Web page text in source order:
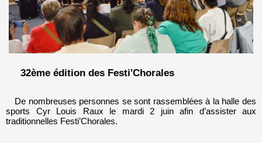
32ème édition des Festi'Chorales
De nombreuses personnes se sont rassemblées à la halle des
sports Cyr Louis Raux le mardi 2 juin afin d’assister aux
traditionnelles Festi’Chorales.